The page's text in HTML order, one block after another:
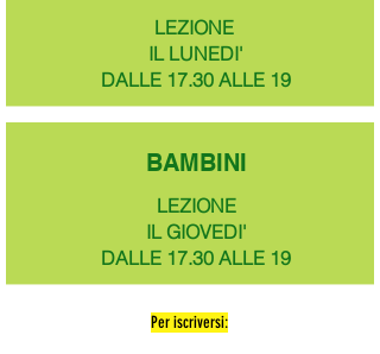
LEZIONE
IL LUNEDI'
DALLE 17.30 ALLE 19
BAMBINI
LEZIONE
IL GIOVEDI'
DALLE 17.30 ALLE 19
Per iscriversi: